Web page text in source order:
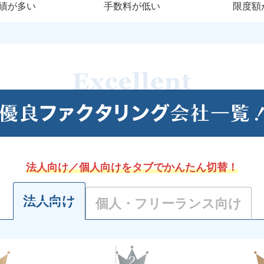
が多い 手数料が低い 限度額
法人向け／個人向けをタブでかんたん切替！
法人向け 個人・フリーランス向け